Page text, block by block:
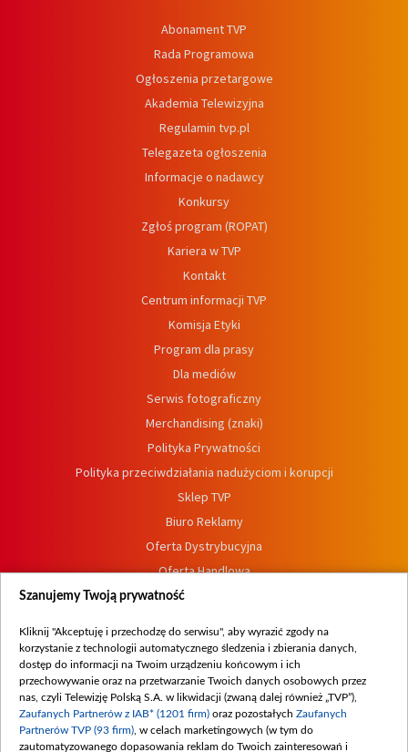
Abonament TVP
Rada Programowa
Ogłoszenia przetargowe
Akademia Telewizyjna
Regulamin tvp.pl
Telegazeta ogłoszenia
Informacje o nadawcy
Konkursy
Zgłoś program (ROPAT)
Kariera w TVP
Kontakt
Centrum informacji TVP
Komisja Etyki
Program dla prasy
Dla mediów
Serwis fotograficzny
Merchandising (znaki)
Polityka Prywatności
Polityka przeciwdziałania nadużyciom i korupcji
Sklep TVP
Biuro Reklamy
Oferta Dystrybucyjna
Oferta Handlowa
Dostępność
Procedura zgłoszeń wewnętrznych
Szanujemy Twoją prywatność
Kliknij "Akceptuję i przechodzę do serwisu", aby wyrazić zgody na
korzystanie z technologii automatycznego śledzenia i zbierania danych,
dostęp do informacji na Twoim urządzeniu końcowym i ich
przechowywanie oraz na przetwarzanie Twoich danych osobowych przez
nas, czyli Telewizję Polską S.A. w likwidacji (zwaną dalej również „TVP”),
Zaufanych Partnerów z IAB* (1201 firm) oraz pozostałych Zaufanych
Partnerów TVP (93 firm) , w celach marketingowych (w tym do
zautomatyzowanego dopasowania reklam do Twoich zainteresowań i